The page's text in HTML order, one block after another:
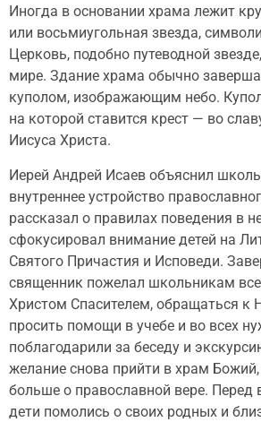
Иногда в основании храма лежит
или восьмиугольная звезда,
Церковь, подобно путеводной
мире. Здание храма обычно
куполом, изображающим небо.
на которой ставится крест — во
Иисуса Христа.
Иерей Андрей Исаев объяснил
внутреннее устройство
рассказал о правилах поведения в
сфокусировал внимание детей на
Святого Причастия и Исповеди.
священник пожелал школьникам
Христом Спасителем, обращаться к
просить помощи в учебе и во всех
поблагодарили за беседу и
желание снова прийти в храм
больше о православной вере. Перед
дети помолись о своих родных и